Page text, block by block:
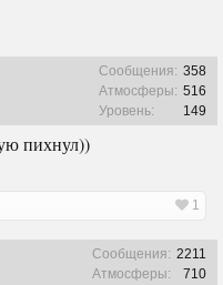
Сообщения: 358
Атмосферы: 516
Уровень:
149
пихнул))
1
Сообщения: 2211
Атмосферы:
710